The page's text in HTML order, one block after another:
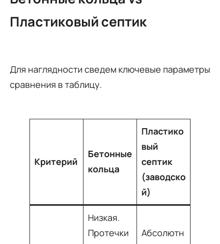
Пластиковый септик
Для наглядности сведем ключевые параметры
сравнения в таблицу.
Критерий
Бетонные
кольца
Пластико
вый
септик
(заводско
й)
Низкая.
Протечки
Абсолютн